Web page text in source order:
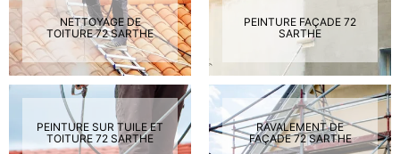
NETTOYAGE DE
TOITURE 72 SARTHE
PEINTURE FAÇADE 72
SARTHE
PEINTURE SUR TUILE ET
TOITURE 72 SARTHE
RAVALEMENT DE
FAÇADE 72 SARTHE